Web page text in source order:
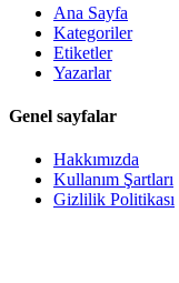
Ana Sayfa
Kategoriler
Etiketler
Yazarlar
Genel sayfalar
Hakkımızda
Kullanım Şartları
Gizlilik Politikası